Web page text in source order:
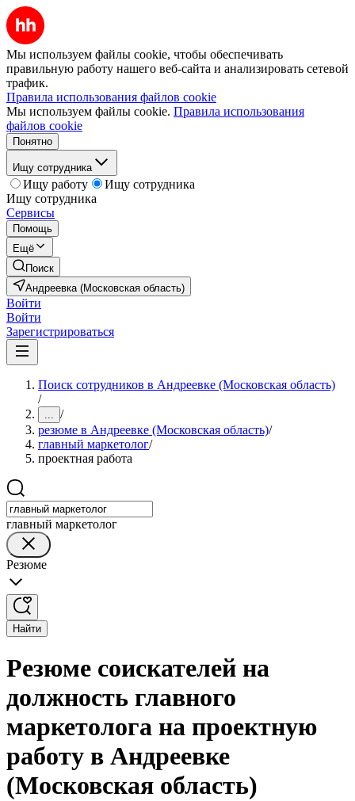
Мы используем файлы cookie, чтобы обеспечивать
правильную работу нашего веб-сайта и анализировать сетевой
трафик.
Правила использования файлов cookie
Мы используем файлы cookie. Правила использования
файлов cookie
Понятно
Ищу сотрудника
Ищу работу
Ищу сотрудника
Ищу сотрудника
Сервисы
Помощь
Ещё
Поиск
Андреевка (Московская область)
Войти
Войти
Зарегистрироваться
Поиск сотрудников в Андреевке (Московская область)
/
... /
резюме в Андреевке (Московская область)/
главный маркетолог/
проектная работа
главный маркетолог
Резюме
Найти
Резюме соискателей на
должность главного
маркетолога на проектную
работу в Андреевке
(Московская область)